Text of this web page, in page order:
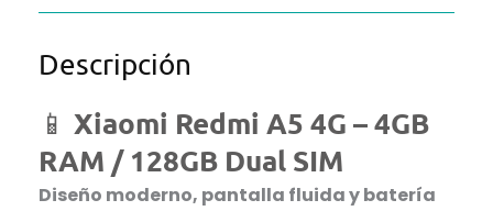
Descripción
📱 Xiaomi Redmi A5 4G – 4GB
RAM / 128GB Dual SIM
Diseño moderno, pantalla fluida y batería